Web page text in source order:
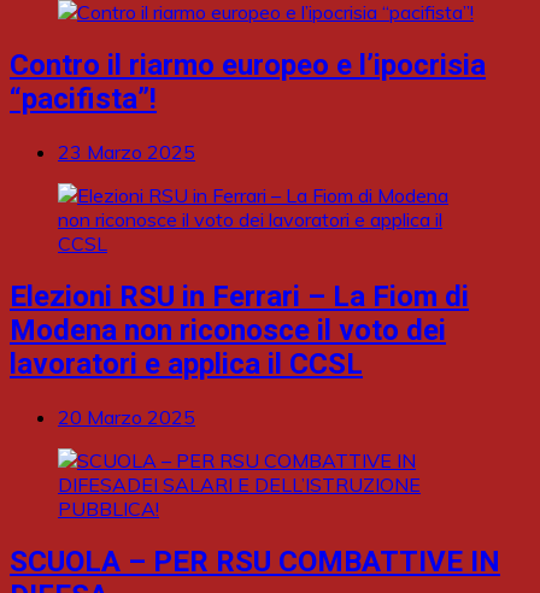
Contro il riarmo europeo e l’ipocrisia
“pacifista”!
23 Marzo 2025
Elezioni RSU in Ferrari – La Fiom di
Modena non riconosce il voto dei
lavoratori e applica il CCSL
20 Marzo 2025
SCUOLA – PER RSU COMBATTIVE IN